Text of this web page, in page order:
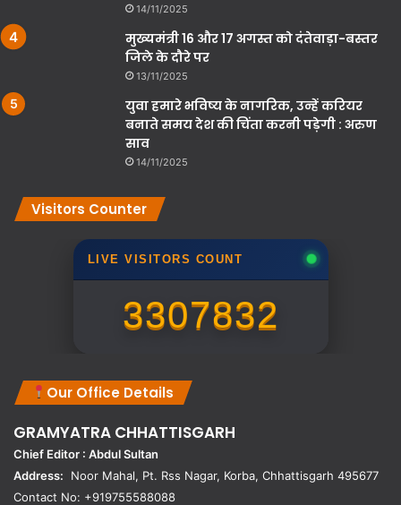
14/11/2025
मुख्यमंत्री 16 और 17 अगस्त को दंतेवाड़ा-बस्तर
जिले के दौरे पर
13/11/2025
युवा हमारे भविष्य के नागरिक, उन्हें करियर
बनाते समय देश की चिंता करनी पड़ेगी : अरुण
साव
14/11/2025
Visitors Counter
LIVE VISITORS COUNT
3307832
Our Office Details
GRAMYATRA CHHATTISGARH
Chief Editor : Abdul Sultan
Address: Noor Mahal, Pt. Rss Nagar, Korba, Chhattisgarh 495677
Contact No: +919755588088